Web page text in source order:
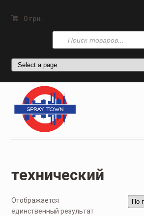
0 грн.
Поиск
товаров
технический
Отображается
единственный результат